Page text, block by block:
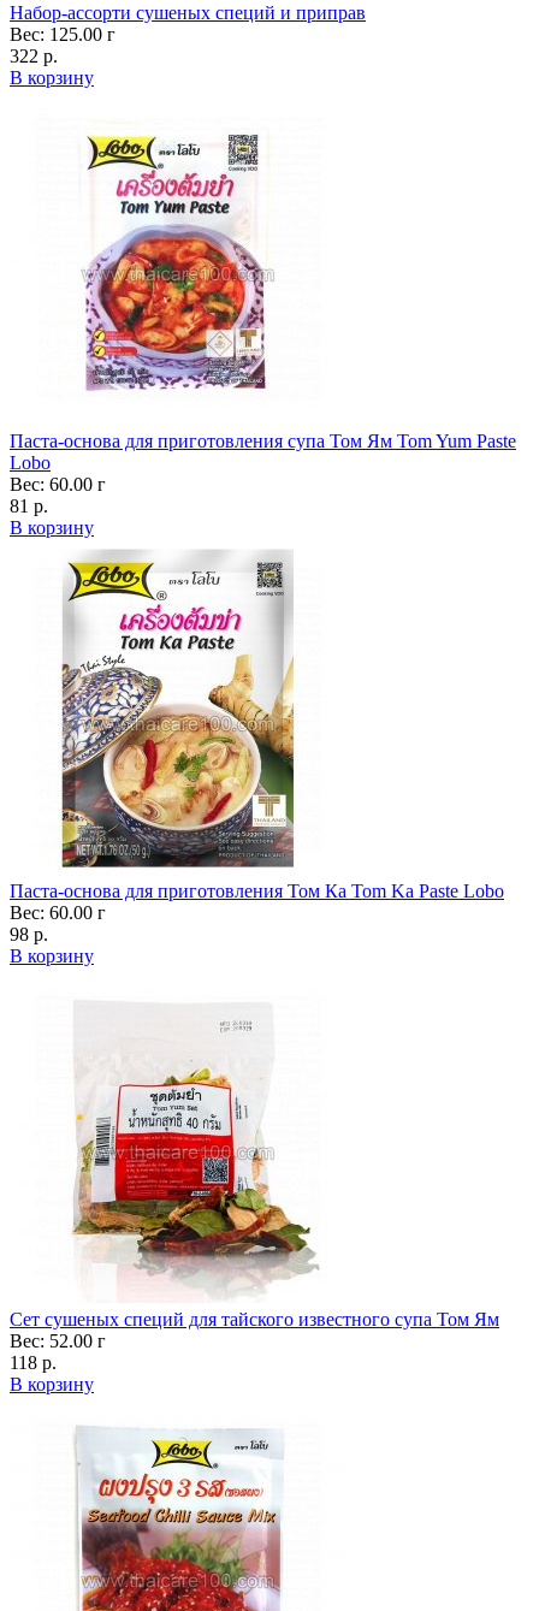
Набор-ассорти сушеных специй и приправ
Вес: 125.00 г
322 р.
В корзину
Паста-основа для приготовления супа Том Ям Tom Yum Paste
Lobo
Вес: 60.00 г
81 р.
В корзину
Паста-основа для приготовления Том Ка Tom Ka Paste Lobo
Вес: 60.00 г
98 р.
В корзину
Сет сушеных специй для тайского известного супа Том Ям
Вес: 52.00 г
118 р.
В корзину